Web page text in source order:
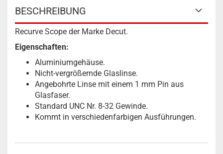
BESCHREIBUNG
Recurve Scope der Marke Decut.
Eigenschaften:
Aluminiumgehäuse.
Nicht-vergrößernde Glaslinse.
Angebohrte Linse mit einem 1 mm Pin aus
Glasfaser.
Standard UNC Nr. 8-32 Gewinde.
Kommt in verschiedenfarbigen Ausführungen.